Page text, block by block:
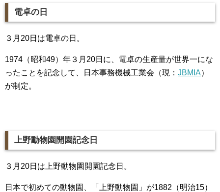
電卓の日
３月20日は電卓の日。
1974（昭和49）年３月20日に、電卓の生産量が世界一にな
ったことを記念して、日本事務機械工業会（現： JBMIA）
が制定。
上野動物園開園記念日
３月20日は上野動物園開園記念日。
日本で初めての動物園、「上野動物園」が1882（明治15）